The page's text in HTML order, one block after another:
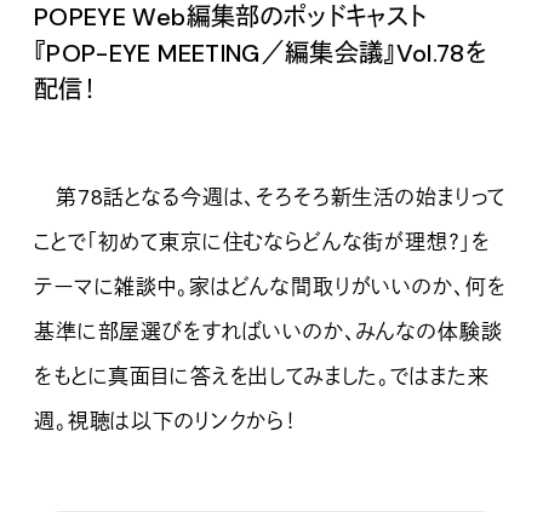
POPEYE Web編集部のポッドキャスト
『POP-EYE MEETING／編集会議』Vol.78を
配信！
第78話となる今週は、そろそろ新生活の始まりって
ことで「初めて東京に住むならどんな街が理想？」を
テーマに雑談中。家はどんな間取りがいいのか、何を
基準に部屋選びをすればいいのか、みんなの体験談
をもとに真面目に答えを出してみました。ではまた来
週。視聴は以下のリンクから！